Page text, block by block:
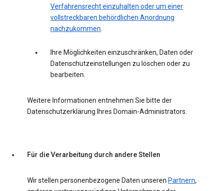
Verfahrensrecht einzuhalten oder um einer
vollstreckbaren behördlichen Anordnung
nachzukommen.
Ihre Möglichkeiten einzuschränken, Daten oder
Datenschutzeinstellungen zu löschen oder zu
bearbeiten.
Weitere Informationen entnehmen Sie bitte der
Datenschutzerklärung Ihres Domain-Administrators.
Für die Verarbeitung durch andere Stellen
Wir stellen personenbezogene Daten unseren Partnern,